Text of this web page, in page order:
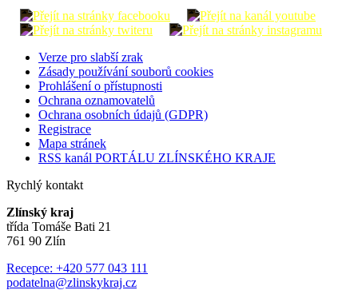
Verze pro slabší zrak
Zásady používání souborů cookies
Prohlášení o přístupnosti
Ochrana oznamovatelů
Ochrana osobních údajů (GDPR)
Registrace
Mapa stránek
RSS kanál PORTÁLU ZLÍNSKÉHO KRAJE
Rychlý kontakt
Zlínský kraj
třída Tomáše Bati 21
761 90 Zlín
Recepce: +420 577 043 111
podatelna@zlinskykraj.cz